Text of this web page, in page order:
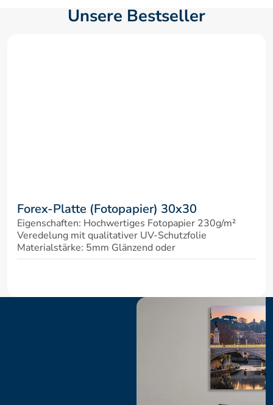
Unsere Bestseller
Forex-Platte (Fotopapier) 30x30
Eigenschaften: Hochwertiges Fotopapier 230g/m²
Veredelung mit qualitativer UV-Schutzfolie
Materialstärke: 5mm Glänzend oder